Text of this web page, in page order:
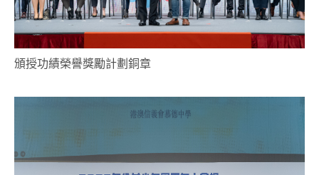
頒授功績榮譽獎勵計劃銅章